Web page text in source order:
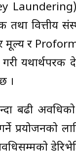
तथा वित्तीय
मूल्य र
यथार्थपरक
।
बढी
प्रयोजनको